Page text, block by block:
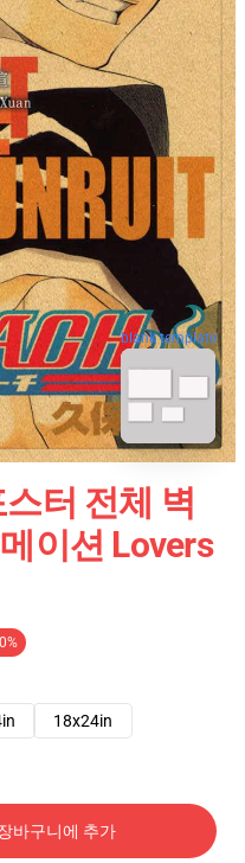
blank template
터 전체 벽
이션 Lovers
18x24in
바구니에 추가